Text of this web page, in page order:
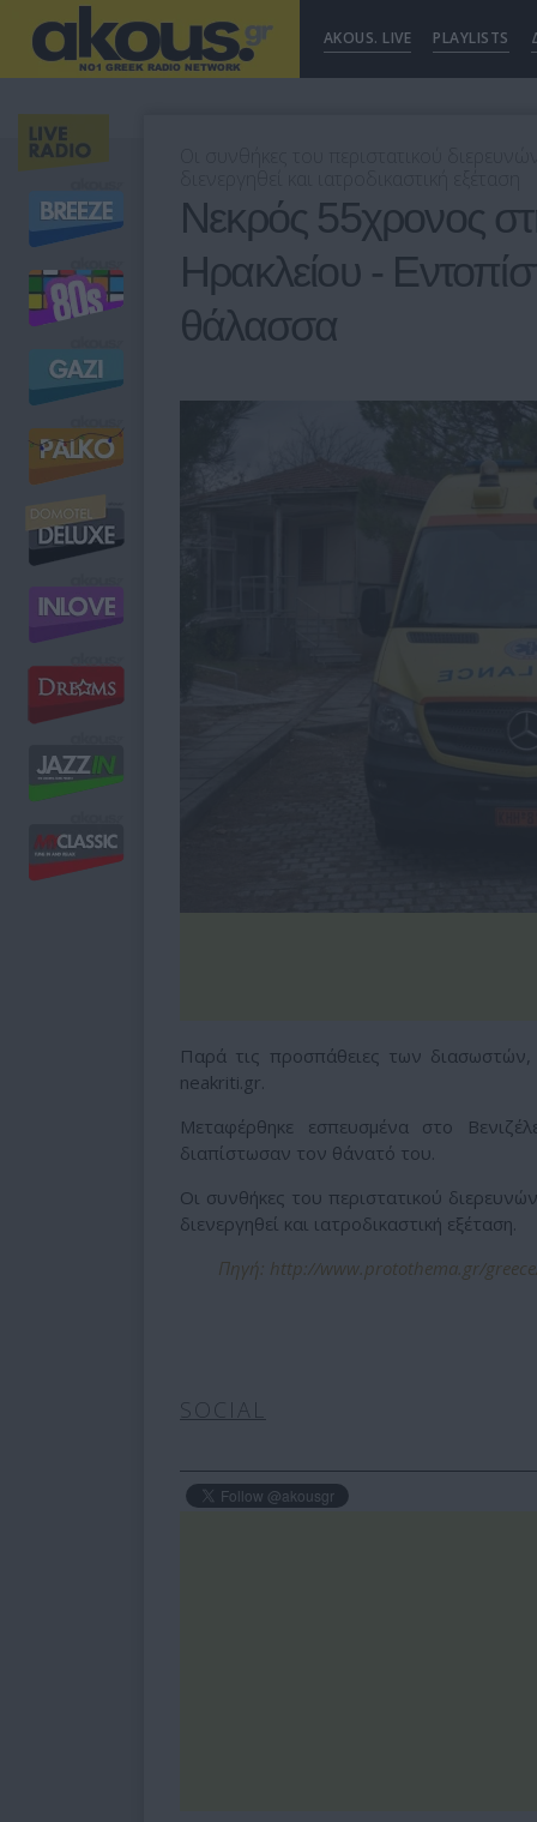
AKOUS. LIVE PLAYLISTS
Νεκρός 55χρονος
Ηρακλείου -
θάλασσα
Παρά τις προσπάθειες των
neakriti.gr.
Μεταφέρθηκε εσπευσμένα στο
διαπίστωσαν τον θάνατό του.
Οι συνθήκες του περιστατικού
διενεργηθεί και ιατροδικαστική εξέταση.
Πηγή: http://www.protothema.gr/
SOCIAL